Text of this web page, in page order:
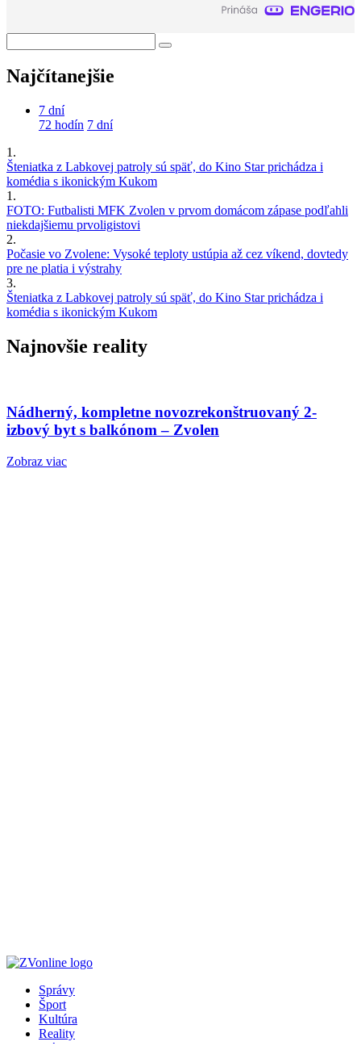
Najčítanejšie
7 dní
72 hodín 7 dní
1.
Šteniatka z Labkovej patroly sú späť, do Kino Star prichádza i
komédia s ikonickým Kukom
1.
FOTO: Futbalisti MFK Zvolen v prvom domácom zápase podľahli
niekdajšiemu prvoligistovi
2.
Počasie vo Zvolene: Vysoké teploty ustúpia až cez víkend, dovtedy
pre ne platia i výstrahy
3.
Šteniatka z Labkovej patroly sú späť, do Kino Star prichádza i
komédia s ikonickým Kukom
Najnovšie reality
Nádherný, kompletne novozrekonštruovaný 2-
izbový byt s balkónom – Zvolen
Zobraz viac
Správy
Šport
Kultúra
Reality